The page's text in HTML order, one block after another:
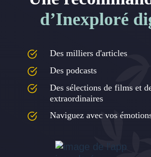
d’Inexploré
Des milliers d'articles
Des podcasts
Des sélections de films et
extraordinaires
Naviguez avec vos